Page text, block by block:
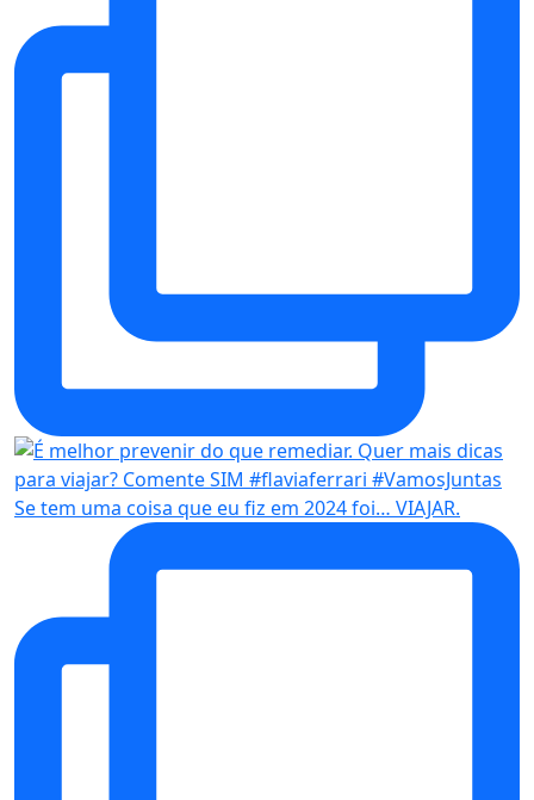
Se tem uma coisa que eu fiz em 2024 foi… VIAJAR.